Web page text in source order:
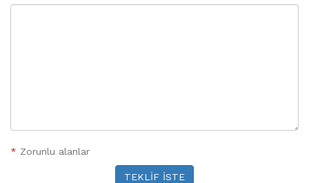
* Zorunlu alanlar
TEKLİF İSTE